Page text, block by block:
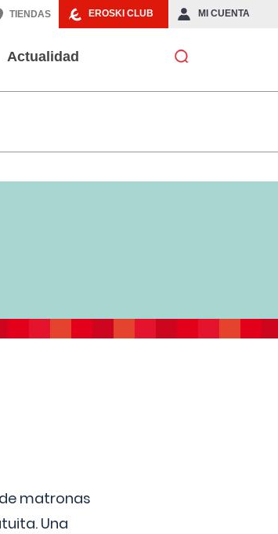
EROSKI CLUB MI CUENTA
TIENDAS
Actualidad
matronas
Una